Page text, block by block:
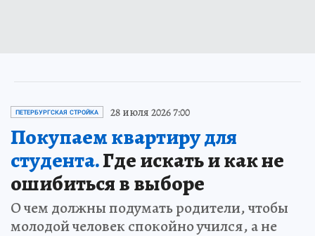
ПЕТЕРБУРГСКАЯ СТРОЙКА 28 июля 2026 7:00
Покупаем квартиру для
студента.Где искать и как не
ошибиться в выборе
О чем должны подумать родители, чтобы
молодой человек спокойно учился, а не